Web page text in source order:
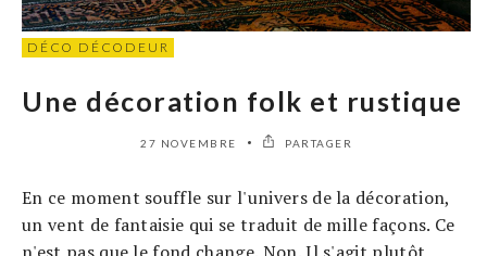
DÉCO DÉCODEUR
Une décoration folk et rustique
27 NOVEMBRE PARTAGER
En ce moment souffle sur l'univers de la décoration,
un vent de fantaisie qui se traduit de mille façons. Ce